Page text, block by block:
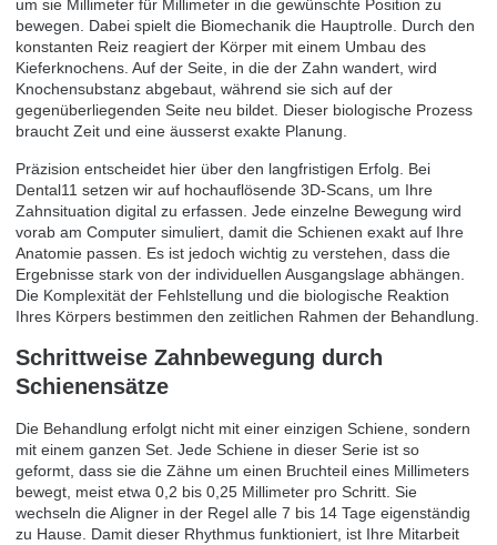
um sie Millimeter für Millimeter in die gewünschte Position zu
bewegen. Dabei spielt die Biomechanik die Hauptrolle. Durch den
konstanten Reiz reagiert der Körper mit einem Umbau des
Kieferknochens. Auf der Seite, in die der Zahn wandert, wird
Knochensubstanz abgebaut, während sie sich auf der
gegenüberliegenden Seite neu bildet. Dieser biologische Prozess
braucht Zeit und eine äusserst exakte Planung.
Präzision entscheidet hier über den langfristigen Erfolg. Bei
Dental11 setzen wir auf hochauflösende 3D-Scans, um Ihre
Zahnsituation digital zu erfassen. Jede einzelne Bewegung wird
vorab am Computer simuliert, damit die Schienen exakt auf Ihre
Anatomie passen. Es ist jedoch wichtig zu verstehen, dass die
Ergebnisse stark von der individuellen Ausgangslage abhängen.
Die Komplexität der Fehlstellung und die biologische Reaktion
Ihres Körpers bestimmen den zeitlichen Rahmen der Behandlung.
Schrittweise Zahnbewegung durch
Schienensätze
Die Behandlung erfolgt nicht mit einer einzigen Schiene, sondern
mit einem ganzen Set. Jede Schiene in dieser Serie ist so
geformt, dass sie die Zähne um einen Bruchteil eines Millimeters
bewegt, meist etwa 0,2 bis 0,25 Millimeter pro Schritt. Sie
wechseln die Aligner in der Regel alle 7 bis 14 Tage eigenständig
zu Hause. Damit dieser Rhythmus funktioniert, ist Ihre Mitarbeit